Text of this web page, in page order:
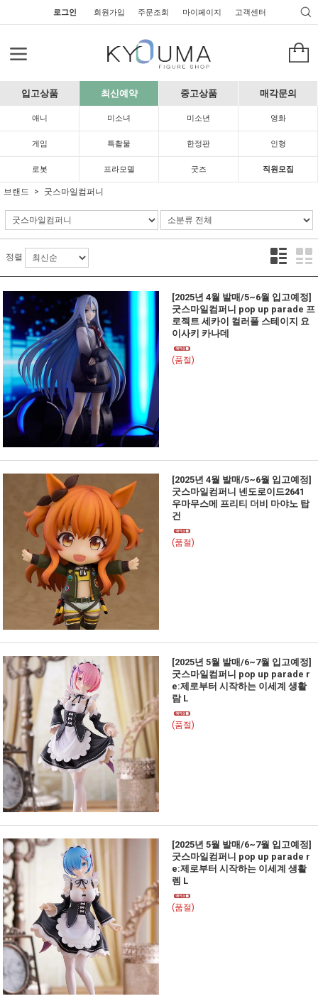
로그인 회원가입 주문조회 마이페이지 고객센터
입고상품 최신예약 중고상품 매각문의
애니 미소녀 미소년 영화
게임 특촬물 한정판 인형
로봇 프라모델 굿즈 직원모집
브랜드 굿스마일컴퍼니
정렬
[2025년 4월 발매/5~6월 입고예정]
굿스마일컴퍼니 pop up parade 프
로젝트 세카이 컬러풀 스테이지 요
이사키 카나데
(품절)
[2025년 4월 발매/5~6월 입고예정]
굿스마일컴퍼니 넨도로이드2641
우마무스메 프리티 더비 마야노 탑
건
(품절)
[2025년 5월 발매/6~7월 입고예정]
굿스마일컴퍼니 pop up parade r
e:제로부터 시작하는 이세계 생활
람 L
(품절)
[2025년 5월 발매/6~7월 입고예정]
굿스마일컴퍼니 pop up parade r
e:제로부터 시작하는 이세계 생활
렘 L
(품절)